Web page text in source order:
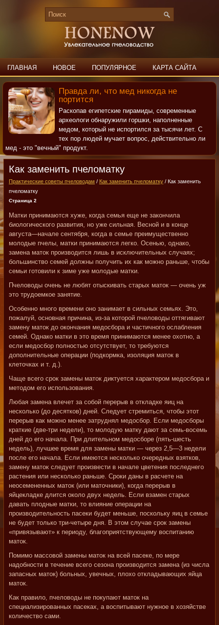
ГЛАВНАЯ НОВОЕ ПОПУЛЯРНОЕ КАРТА САЙТА
ПОИСК КОНТАКТЫ
Правда ли, что мед никогда не
портится
Раскопав египетские пирамиды, современные
археологи обнаружили горшки, наполненные
медом, который не испортился за тысячи лет. С
тех пор людей мучает вопрос, действительно ли
мед - это "вечный" продукт.
Как заменить пчеломатку
Практические советы пчеловодам / Как заменить пчеломатку / Как заменить
пчеломатку
Страница 2
Матки принимаются хуже, когда семья еще не закончила
биологического развития, но уже сильная. Весной и в конце
августа—начале сентября, когда в семье преимущественно
молодые пчелы, матки принимаются легко. Осенью, однако,
замена маток производится лишь в исключительных случаях;
большинство семей должны получить их как можно раньше, чтобы
семьи готовили к зиме уже молодые матки.
Пчеловоды очень не любят отыскивать старых маток — очень уж
это трудоемкое занятие.
Особенно много времени оно занимает в сильных семьях. Это,
пожалуй, основная причина, из-за которой пчеловоды оттягивают
замену маток до окончания медосбора и частичного ослабления
семей. Однако матки в это время принимаются менее охотно, а
если медосбор полностью отсутствует, то требуются
дополнительные операции (подкормка, изоляция маток в
клеточках и т. д.).
Чаще всего срок замены маток диктуется характером медосбора и
методом его использования.
Любая замена влечет за собой перерыв в откладке яиц на
несколько (до десятков) дней. Следует стремиться, чтобы этот
перерыв как можно менее затруднял медосбор. Если медосборы
краткие (две-три недели), то молодую матку дают за семь-восемь
дней до его начала. При длительном медосборе (пять-шесть
недель), лучшее время для замены матки — через 2,5—3 недели
после его начала. Если имеются несколько очередных взятков,
замену маток следует произвести в начале цветения последнего
растения или несколько раньше. Сроки даны в расчете на
неосемененных маток (или маточники), когда перерыв в
яйцекладке длится около двух недель. Если взамен старых
давать плодные матки, то влияние операции на
производительность пасеки будет меньше, поскольку яиц в семье
не будет только три-четыре дня. В этом случае срок замены
«привязывают» к периоду, благоприятствующему воспитанию
маток.
Помимо массовой замены маток на всей пасеке, по мере
надобности в течение всего сезона производится замена (из числа
запасных маток) больных, увечных, плохо откладывающих яйца
маток.
Как правило, пчеловоды не покупают маток на
специализированных пасеках, а воспитывают нужное в хозяйстве
количество сами.